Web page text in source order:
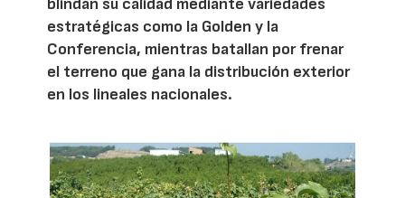
blindan su calidad mediante variedades
estratégicas como la Golden y la
Conferencia, mientras batallan por frenar
el terreno que gana la distribución exterior
en los lineales nacionales.